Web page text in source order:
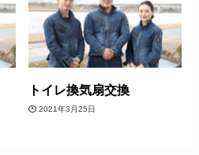
トイレ換気扇交換
2021年3月25日